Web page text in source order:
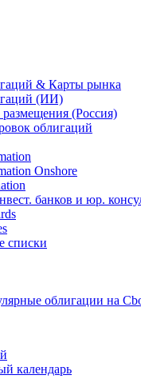
& Карты рынка
(ИИ)
(Россия)
облигаций
Onshore
банков и юр.
списки
облигации на